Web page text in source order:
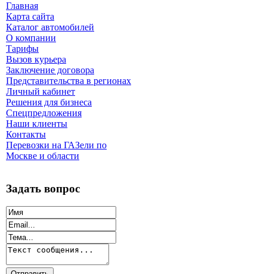
Главная
Карта сайта
Каталог автомобилей
О компании
Тарифы
Вызов курьера
Заключение договора
Представительства в регионах
Личный кабинет
Решения для бизнеса
Спецпредложения
Наши клиенты
Контакты
Перевозки на ГАЗели по
Москве и области
Задать вопрос